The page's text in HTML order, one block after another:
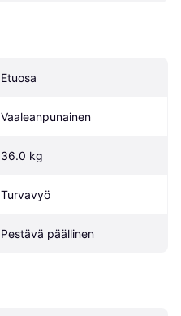
Etuosa
Vaaleanpunainen
36.0 kg
Turvavyö
Pestävä päällinen